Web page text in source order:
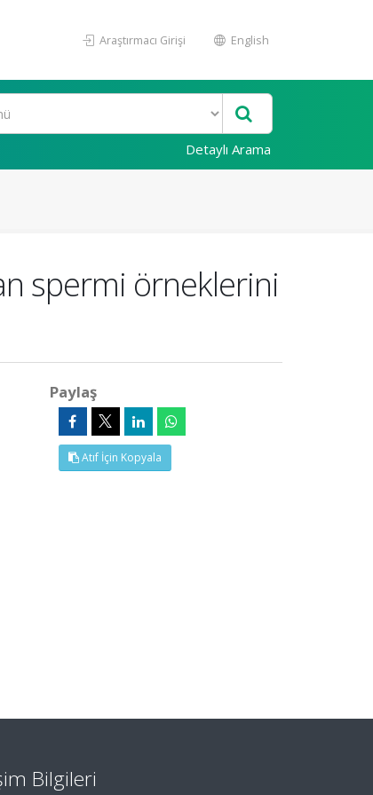
Araştırmacı Girişi English
Detaylı Arama
spermi örneklerini
Paylaş
Atıf İçin Kopyala
Bilgileri